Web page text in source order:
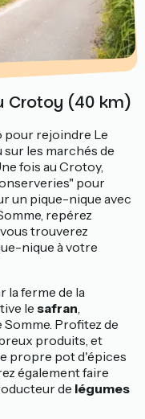
Crotoy (40 km)
pour rejoindre Le
sur les marchés de
fois au Crotoy,
pour
un pique-nique avec
repérez
vous trouverez
nique à votre
la ferme de la
le safran,
Somme. Profitez de
produits, et
propre pot d'épices
également faire
de légumes